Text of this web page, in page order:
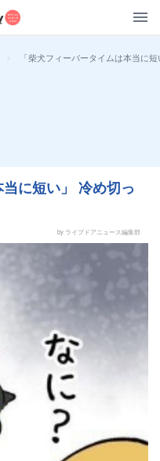
> 「柴犬フィーバータイムは本当に
に短い」 冷め切っ
by ライブドアニュース編集部